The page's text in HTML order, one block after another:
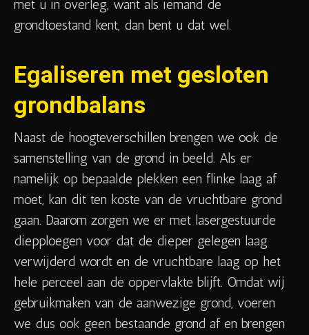
met u in overleg, want als iemand de
grondtoestand kent, dan bent u dat wel.
Egaliseren met gesloten
grondbalans
Naast de hoogteverschillen brengen we ook de
samenstelling van de grond in beeld. Als er
namelijk op bepaalde plekken een flinke laag af
moet, kan dit ten koste van de vruchtbare grond
gaan. Daarom zorgen we er met lasergestuurde
diepploegen voor dat de dieper gelegen laag
verwijderd wordt en de vruchtbare laag op het
hele perceel aan de oppervlakte blijft. Omdat wij
gebruikmaken van de aanwezige grond, voeren
we dus ook geen bestaande grond af en brengen